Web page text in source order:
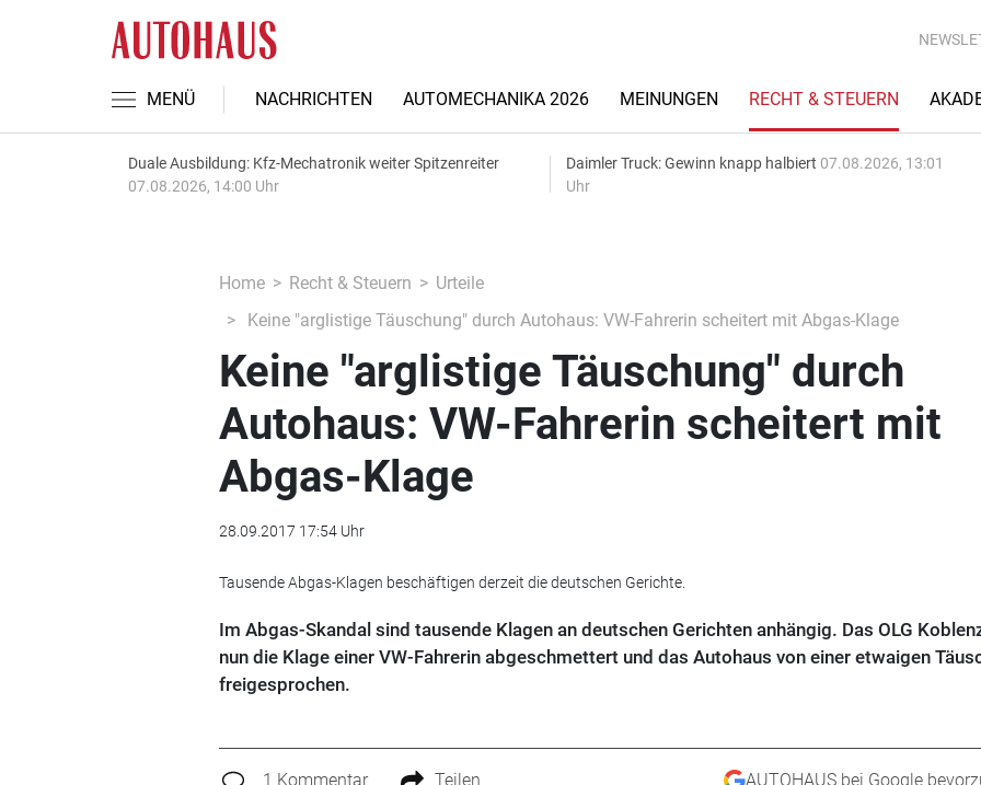
MENÜ NACHRICHTEN AUTOMECHANIKA 2026 MEINUNGEN RECHT & STEUERN
Duale Ausbildung: Kfz-Mechatronik weiter Spitzenreiter
07.08.2026, 14:00 Uhr
Daimler Truck: Gewinn knapp halbiert 07.08.2026, 13:01
Uhr
Home Recht & Steuern
Urteile
Keine "arglistige Täuschung" durch Autohaus: VW-Fahrerin scheitert mit Abgas-Klage
Keine "arglistige Täuschung" durch
Autohaus: VW-Fahrerin scheitert mit
Abgas-Klage
28.09.2017 17:54 Uhr
Tausende Abgas-Klagen beschäftigen derzeit die deutschen Gerichte.
Im Abgas-Skandal sind tausende Klagen an deutschen Gerichten anhängig. Das OLG
nun die Klage einer VW-Fahrerin abgeschmettert und das Autohaus von einer etwaigen
freigesprochen.
1 Kommentar Teilen AUTOHAUS bei Google